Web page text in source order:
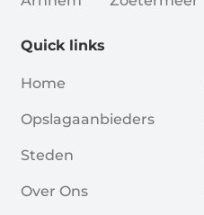
Quick links
Home
Opslagaanbieders
Steden
Over Ons